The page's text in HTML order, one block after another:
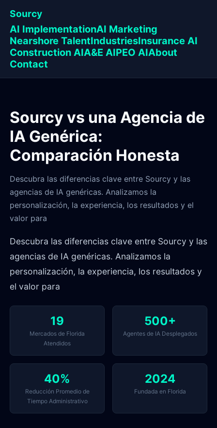
Sourcy
AI ImplementationAI Marketing
Nearshore TalentIndustriesInsurance AI
Construction AIA&E AIPEO AIAbout
Contact
Sourcy vs una Agencia de
IA Genérica:
Comparación Honesta
Descubra las diferencias clave entre Sourcy y las
agencias de IA genéricas. Analizamos la
personalización, la experiencia, los resultados y el
valor para
Descubra las diferencias clave entre Sourcy y las
agencias de IA genéricas. Analizamos la
personalización, la experiencia, los resultados y
el valor para
19
Mercados de Florida
Atendidos
500+
Agentes de IA Desplegados
40%
Reducción Promedio de
Tiempo Administrativo
2024
Fundada en Florida